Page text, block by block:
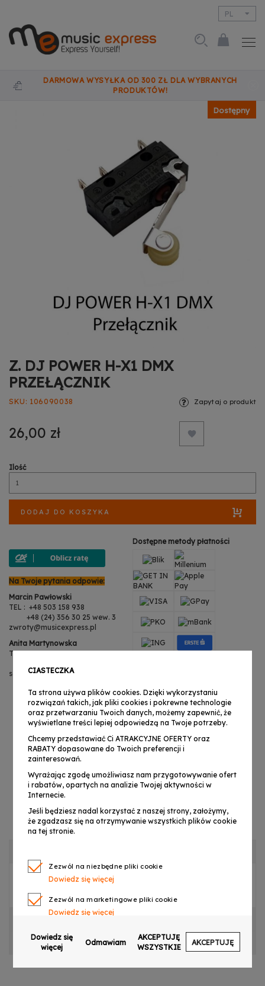
PL
DARMOWA WYSYŁKA OD 300 ZŁ DLA WYBRANYCH
PRODUKTÓW!
Dostępny
Z. DJ POWER H-X1 DMX
PRZEŁĄCZNIK
SKU 106090038
26,00 zł
Zapytaj o produkt
Ilość
DODAJ DO KOSZYKA
Na Twoje pytania odpowie:
Marcin Pawłowski
TEL : +48 503 158 938
+48 (24) 356 30 25 wew. 3
zwroty@musicexpress.pl
Anita Martynowska
TEL : +48 503 158 938
serwis@musicexpress.pl
Dostępne metody płatności
CECHY PRODUKTU
OPINIE
CIASTECZKA
Ta strona używa plików cookies. Dzięki wykorzystaniu
rozwiązań takich, jak pliki cookies i pokrewne technologie
oraz przetwarzaniu Twoich danych, możemy zapewnić, że
wyświetlane treści lepiej odpowiedzą na Twoje potrzeby.
Chcemy przedstawiać Ci ATRAKCYJNE OFERTY oraz
RABATY dopasowane do Twoich preferencji i
zainteresowań.
Wyrażając zgodę umożliwiasz nam przygotowywanie ofert
i rabatów, opartych na analizie Twojej aktywności w
Internecie.
Jeśli będziesz nadal korzystać z naszej strony, założymy,
że zgadzasz się na otrzymywanie wszystkich plików cookie
na tej stronie.
Zezwól na niezbędne pliki cookie
Dowiedz się więcej
Zezwól na marketingowe pliki cookie
Dowiedz się więcej
Zezwól na pliki cookie dotyczące preferencji
Dowiedz się więcej
Zezwól na ciasteczka analityczne
Dowiedz się
więcej
Odmawiam
AKCEPTUJĘ
WSZYSTKIE
AKCEPTUJĘ